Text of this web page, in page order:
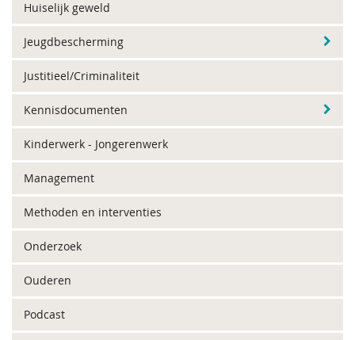
Huiselijk geweld
Jeugdbescherming
Justitieel/Criminaliteit
Kennisdocumenten
Kinderwerk - Jongerenwerk
Management
Methoden en interventies
Onderzoek
Ouderen
Podcast